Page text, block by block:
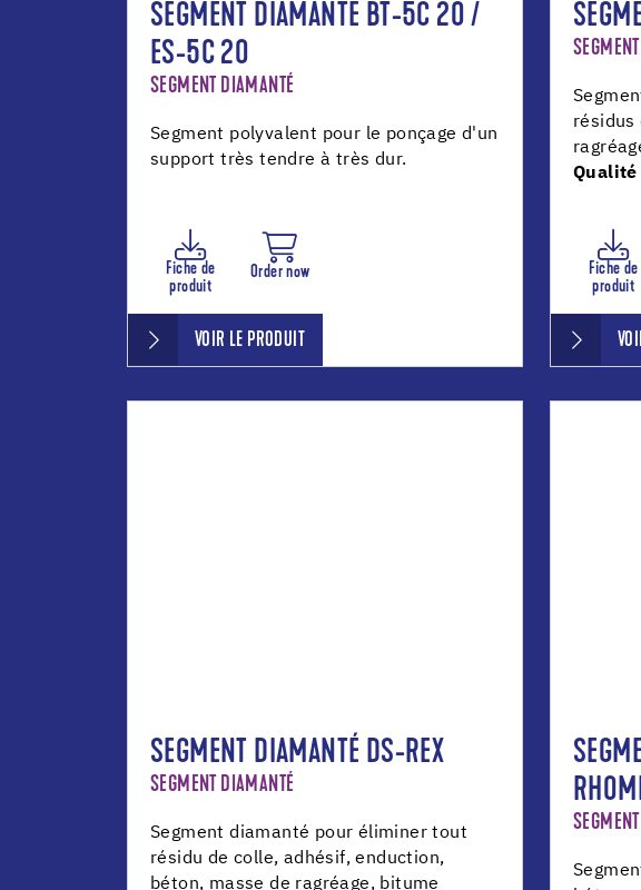
SEGMENT DIAMANTÉ BT-5C 20 /
ES-5C 20
SEGMENT DIAMANTÉ
Segment polyvalent pour le ponçage d'un
support très tendre à très dur.
Fiche de
produit
Order now
VOIR LE PRODUIT
résidus
Qualité
Fiche de
produit
SEGMENT DIAMANTÉ DS-REX
SEGMENT DIAMANTÉ
Segment diamanté pour éliminer tout
résidu de colle, adhésif, enduction,
béton, masse de ragréage, bitume